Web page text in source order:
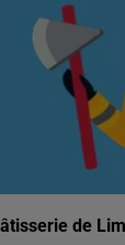
de